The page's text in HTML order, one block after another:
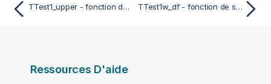
TTest1_upper - fonction de script et fonction de graphique TTest1w_df - fonction de script et fonction de graphique
Ressources D'aide